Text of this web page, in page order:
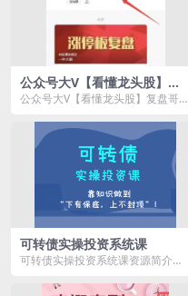
公众号大V【看懂龙头股】复
盘哥专栏 2025更新课程
公众号大V【看懂龙头股】复盘哥专
盘...
可转债实操投资系统课
可转债实操投资系统课资源简介：